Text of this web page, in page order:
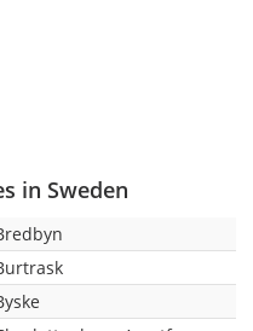
in Sweden